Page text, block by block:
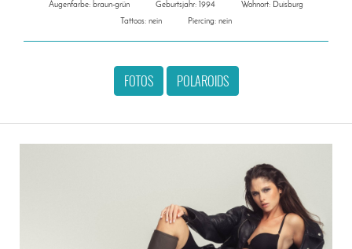
Augenfarbe: braun-grün Geburtsjahr: 1994
Wohnort: Duisburg
Tattoos: nein
Piercing: nein
FOTOS POLAROIDS